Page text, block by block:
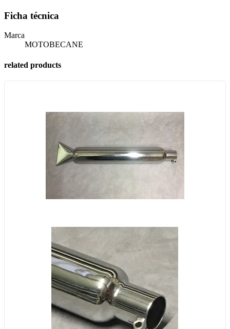
Ficha técnica
Marca
MOTOBECANE
related products